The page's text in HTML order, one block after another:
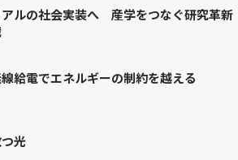
アルの社会実装へ 産学をつなぐ研究革新
給電でエネルギーの制約を越える
光